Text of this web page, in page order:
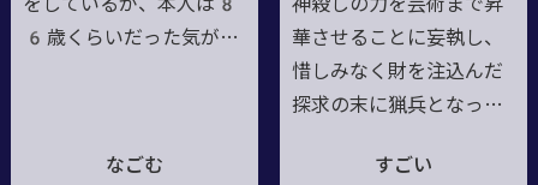
ってみたい好奇心旺盛な
性質。
6歳くらいだった気がす
あだ名で呼び始める。
なごむ
華させることに妄執し、
惜しみなく財を注込んだ
探求の末に猟兵となった
怠そうな印象よりも好意
すごい